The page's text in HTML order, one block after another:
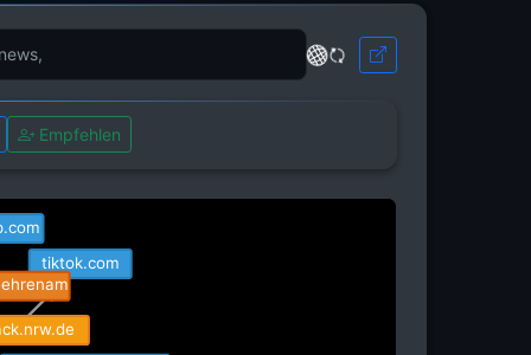
Empfehlen
tiktok.com